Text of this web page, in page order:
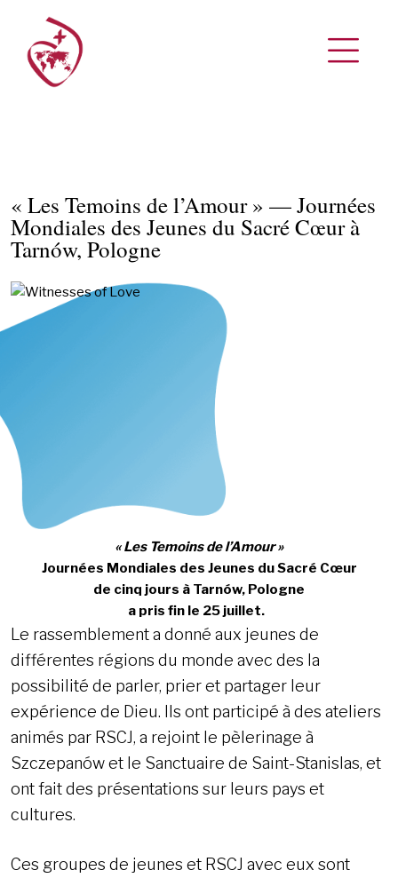
« Les Temoins de l’Amour » — Journées
Mondiales des Jeunes du Sacré Cœur à
Tarnów, Pologne
« Les Temoins de l’Amour »
Journées Mondiales des Jeunes du Sacré Cœur
de cinq jours à Tarnów, Pologne
a pris fin le 25 juillet.
Le rassemblement a donné aux jeunes de
différentes régions du monde avec des la
possibilité de parler, prier et partager leur
expérience de Dieu. Ils ont participé à des ateliers
animés par RSCJ, a rejoint le pèlerinage à
Szczepanów et le Sanctuaire de Saint-Stanislas, et
ont fait des présentations sur leurs pays et
cultures.
Ces groupes de jeunes et RSCJ avec eux sont